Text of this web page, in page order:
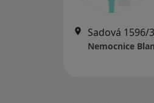
Sadová 1596/
Nemocnice